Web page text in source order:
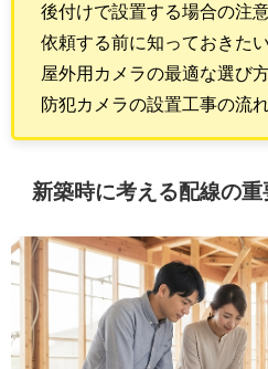
後付けで設置する場合の注
依頼する前に知っておきた
屋外用カメラの最適な選び
防犯カメラの設置工事の流
新築時に考える配線の重